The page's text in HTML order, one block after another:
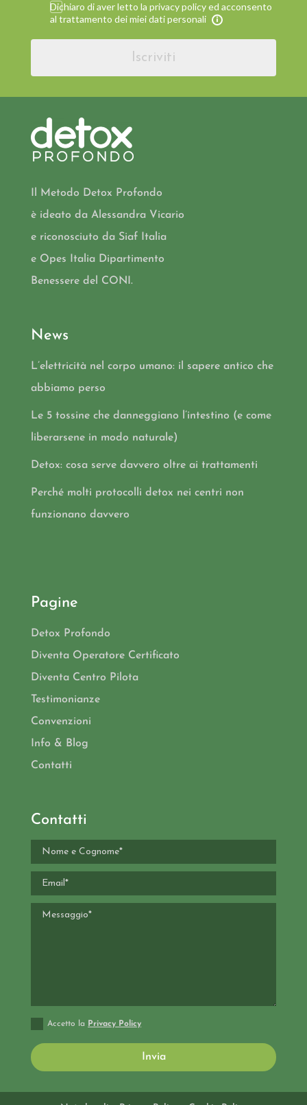
Dichiaro di aver letto la privacy policy ed acconsento
al trattamento dei miei dati personali
Iscriviti
Il Metodo Detox Profondo
è ideato da Alessandra Vicario
e riconosciuto da Siaf Italia
e Opes Italia Dipartimento
Benessere del CONI.
News
L’elettricità nel corpo umano: il sapere antico che
abbiamo perso
Le 5 tossine che danneggiano l’intestino (e come
liberarsene in modo naturale)
Detox: cosa serve davvero oltre ai trattamenti
Perché molti protocolli detox nei centri non
funzionano davvero
Pagine
Detox Profondo
Diventa Operatore Certificato
Diventa Centro Pilota
Testimonianze
Convenzioni
Info & Blog
Contatti
Contatti
Accetto la Privacy Policy
Invia